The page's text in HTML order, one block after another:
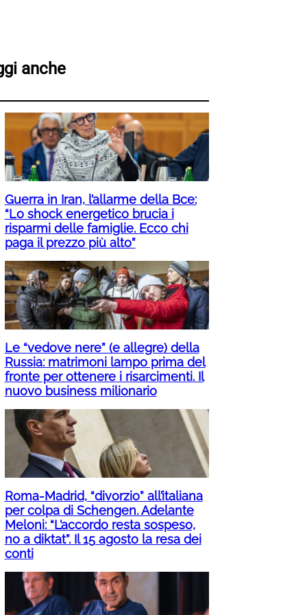
anche
Guerra in Iran, l’allarme della Bce:
“Lo shock energetico brucia i
risparmi delle famiglie. Ecco chi
paga il prezzo più alto”
Le “vedove nere” (e allegre) della
Russia: matrimoni lampo prima del
fronte per ottenere i risarcimenti. Il
nuovo business milionario
Roma-Madrid, “divorzio” all’italiana
per colpa di Schengen. Adelante
Meloni: “L’accordo resta sospeso,
no a diktat”. Il 15 agosto la resa dei
conti